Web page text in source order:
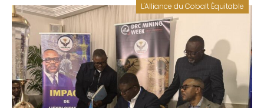
L'Alliance du Cobalt Équitable